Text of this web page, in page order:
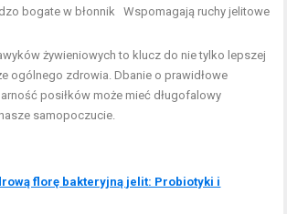
bogate w błonnik Wspomagają ruchy jelitowe
żywieniowych to klucz do nie tylko lepszej
ogólnego zdrowia. Dbanie o prawidłowe
posiłków może mieć długofalowy
samopoczucie.
florę bakteryjną jelit: Probiotyki i